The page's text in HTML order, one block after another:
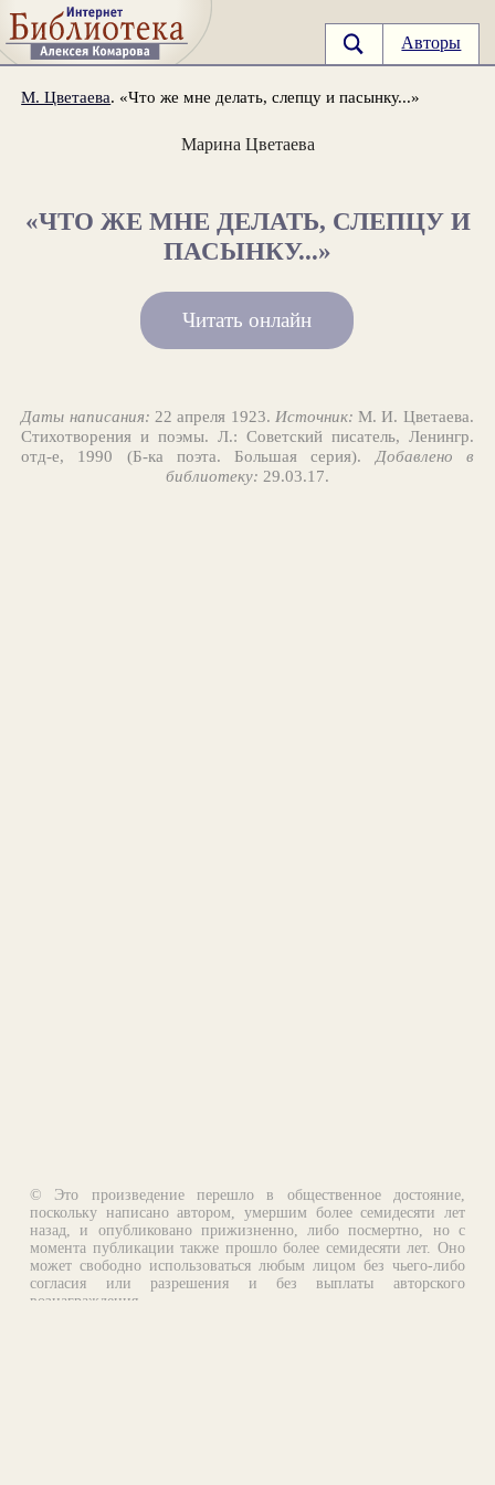
Авторы
М. Цветаева. «Что же мне делать, слепцу и пасынку...»
Марина Цветаева
«ЧТО ЖЕ МНЕ ДЕЛАТЬ, СЛЕПЦУ И
ПАСЫНКУ...»
Читать онлайн
Даты написания: 22 апреля 1923. Источник: М. И. Цветаева.
Стихотворения и поэмы. Л.: Советский писатель, Ленингр.
отд-е, 1990 (Б-ка поэта. Большая серия).Добавлено в
библиотеку: 29.03.17.
© Это произведение перешло в общественное достояние,
поскольку написано автором, умершим более семидесяти лет
назад, и опубликовано прижизненно, либо посмертно, но с
момента публикации также прошло более семидесяти лет. Оно
может свободно использоваться любым лицом без чьего-либо
согласия или разрешения и без выплаты авторского
вознаграждения.